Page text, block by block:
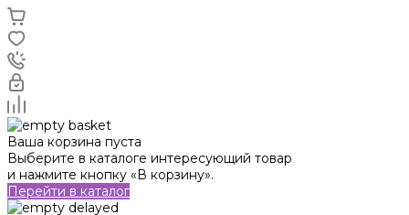
Ваша корзина пуста
Выберите в каталоге интересующий товар
и нажмите кнопку «В корзину».
Перейти в каталог